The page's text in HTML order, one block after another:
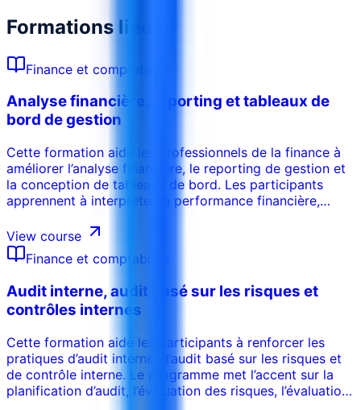
Formations liées
Finance et comptabilité
Analyse financière, reporting et tableaux de
bord de gestion
Cette formation aide les professionnels de la finance à
améliorer l’analyse financière, le reporting de gestion et
la conception de tableaux de bord. Les participants
apprennent à interpréter la performance financière,
tendances et présenter des insights utiles à la décision.
View course
Finance et comptabilité
Audit interne, audit basé sur les risques et
contrôles internes
Cette formation aide les participants à renforcer les
pratiques d’audit interne, d’audit basé sur les risques et
de contrôle interne. Le programme met l’accent sur la
planification d’audit, l’évaluation des risques, l’évaluation